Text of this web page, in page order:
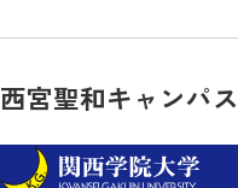
西宮聖和キャンパス